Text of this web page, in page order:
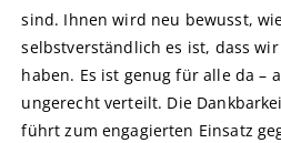
sind. Ihnen wird neu bewusst,
selbstverständlich es ist, dass
haben. Es ist genug für alle da –
ungerecht verteilt. Die
führt zum engagierten Einsatz